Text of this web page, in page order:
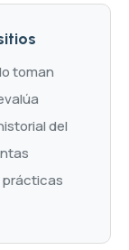
toman
del
prácticas